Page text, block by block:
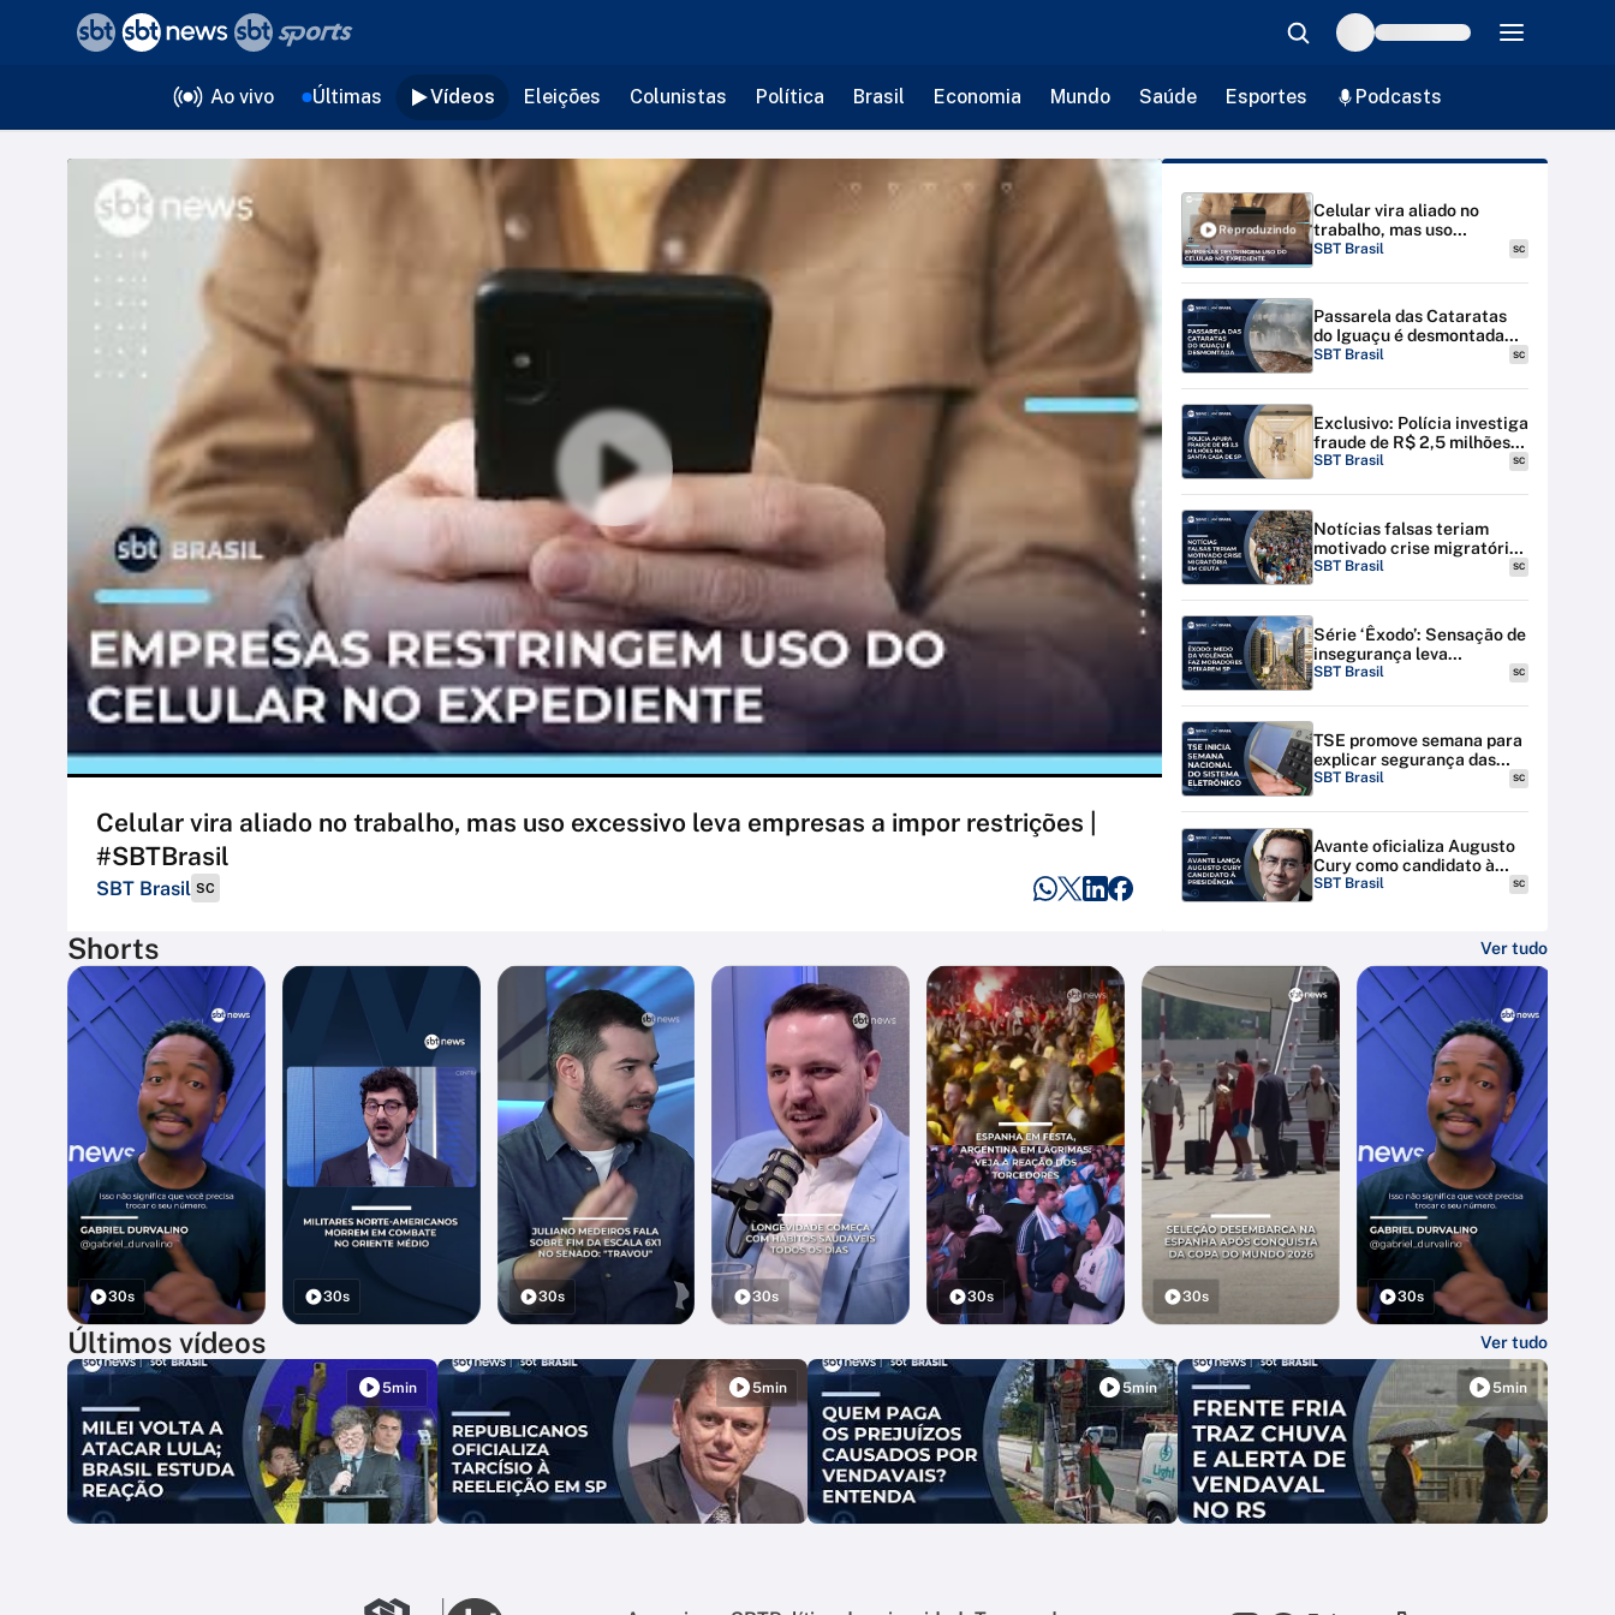
Ao vivo Últimas Vídeos Eleições Colunistas Política Brasil Economia Mundo Saúde Esportes Podcasts
Celular vira aliado no trabalho, mas uso excessivo leva empresas a impor restrições |
#SBTBrasil
SBT Brasil SC
Reproduzindo
Celular vira aliado no
trabalho, mas uso
excessivo leva empresas a
#SBTBrasil
SBT Brasil SC
Passarela das Cataratas
do Iguaçu é desmontada
por riscos de inundação
SBT Brasil SC
Exclusivo: Polícia investiga
fraude de R$ 2,5 milhões
na Santa Casa de SP
SBT Brasil SC
Notícias falsas teriam
motivado crise migratória
em Ceuta; Espanha amplia
SBT Brasil SC
Série ‘Êxodo’: Sensação de
insegurança leva
moradores a deixarem SP
SBT Brasil SC
TSE promove semana para
explicar segurança das
urnas eletrônicas em todo
SBT Brasil SC
Avante oficializa Augusto
Cury como candidato à
Presidência
SBT Brasil SC
Shorts Ver tudo
30s 30s 30s 30s 30s 30s 30s
Últimos vídeos Ver tudo
5min 5min 5min 5min
voltar
Editorias